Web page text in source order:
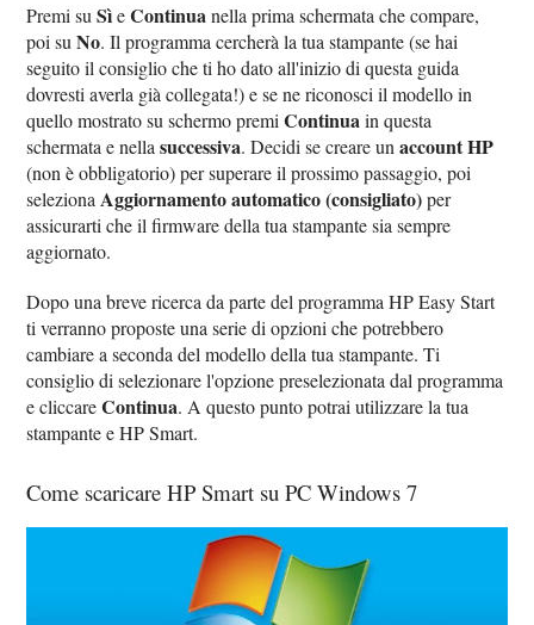
Premi suSìeContinuanella prima schermata che compare,
poi suNo. Il programma cercherà la tua stampante (se hai
seguito il consiglio che ti ho dato all'inizio di questa guida
dovresti averla già collegata!) e se ne riconosci il modello in
quello mostrato su schermo premiContinuain questa
schermata e nellasuccessiva. Decidi se creare unaccount HP
(non è obbligatorio) per superare il prossimo passaggio, poi
seleziona Aggiornamento automatico (consigliato)per
assicurarti che il firmware della tua stampante sia sempre
aggiornato.
Dopo una breve ricerca da parte del programma HP Easy Start
ti verranno proposte una serie di opzioni che potrebbero
cambiare a seconda del modello della tua stampante. Ti
consiglio di selezionare l'opzione preselezionata dal programma
e cliccareContinua. A questo punto potrai utilizzare la tua
stampante e HP Smart.
Come scaricare HP Smart su PC Windows 7